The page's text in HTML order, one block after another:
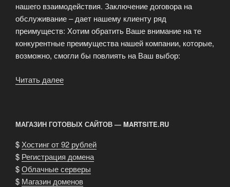
нашего взаимодействия. Заключение договора на
обслуживание – дает нашему клиенту ряд
преимуществ: Хотим обратить Ваше внимание на те
конкурентные преимущества нашей компании, которые,
возможно, смогли бы повлиять на Ваш выбор:
Читать далее
МАГАЗИН ГОТОВЫХ САЙТОВ — MARTSITE.RU
$ Хостинг от 92 рублей
$ Регистрация домена
$Облачные серверы
$ Магазин доменов